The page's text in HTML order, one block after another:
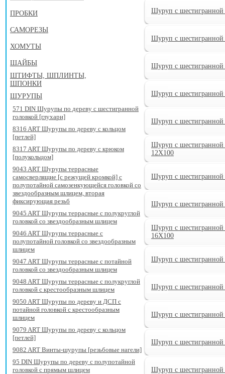
ПРОБКИ
САМОРЕЗЫ
ХОМУТЫ
ШАЙБЫ
ШТИФТЫ, ШПЛИНТЫ,
ШПОНКИ
ШУРУПЫ
571 DIN Шурупы по дереву с шестигранной
головкой [глухари]
8316 ART Шурупы по дереву с кольцом
[петлей]
8317 ART Шурупы по дереву с крюком
[полукольцом]
9043 ART Шурупы террасные
самосверлящие [с режущей кромкой] с
полупотайной самозенкующейся головкой со
звездообразным шлицем, вторая
фиксирующая резьб
9045 ART Шурупы террасные с полукруглой
головкой со звездообразным шлицем
9046 ART Шурупы террасные с
полупотайной головкой со звездообразным
шлицем
9047 ART Шурупы террасные с потайной
головкой со звездообразным шлицем
9048 ART Шурупы террасные с полукруглой
головкой с крестообразным шлицем
9050 ART Шурупы по дереву и ДСП с
потайной головкой с крестообразным
шлицем
9079 ART Шурупы по дереву с кольцом
[петлей]
9082 ART Винты-шурупы [резьбовые нагели]
95 DIN Шурупы по дереву с полупотайной
головкой с прямым шлицем
Шуруп с
Шуруп с
Шуруп с
Шуруп с
Шуруп с
Шуруп с
12X100
Шуруп с
Шуруп с
Шуруп с
16X100
Шуруп с
Шуруп с
Шуруп с
Шуруп с
Шуруп с